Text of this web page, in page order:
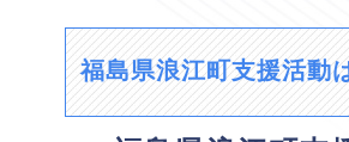
福島県浪江町支援活動